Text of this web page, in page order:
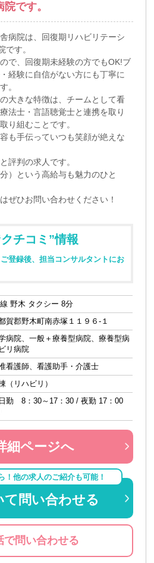
です。
病院は、回復期リハビリテーシ
です。
で、回復期未経験の方でもOK!ブ
経験に自信がない方にも丁寧に
。
大きな特徴は、チームとして看
法士・言語聴覚士と連携を取り
り組むことです。
も手伝っていつも笑顔が絶えな
評判の求人です。
）という高給与も魅力のひと
ぜひお問い合わせください！
クチコミ”情報
登録後、担当コンサルタントにお
野木 タクシー 8分
賀郡野木町南赤塚１１９６-１
病院、一般＋療養型病院、療養型病
リ病院
看護師、看護助手・介護士
（リハビリ）
勤 8：30～17：30 / 夜勤 17：00
細ページへ
！他の求人のご紹介も可能！
て問い合わせる
で問い合わせる